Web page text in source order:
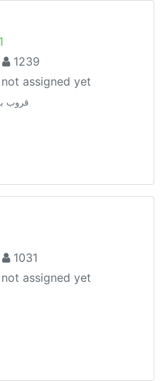
1239
assigned yet
1031
assigned yet